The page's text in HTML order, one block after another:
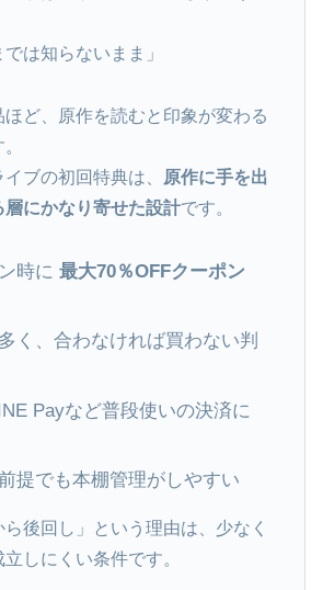
は知らないまま」
ど、原作を読むと印象が変わる
ブの初回特典は、
原作に手を出
にかなり寄せた設計です。
時に最大70％OFFクーポン
く、合わなければ買わない判
Payなど普段使いの決済に
提でも本棚管理がしやすい
ら後回し」という理由は、少なく
しにくい条件です。